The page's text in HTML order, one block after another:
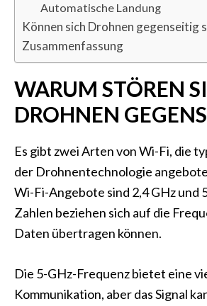
Automatische Landung
Können sich Drohnen gegenseitig
Zusammenfassung
WARUM STÖREN
DROHNEN
Es gibt zwei Arten von Wi-Fi, die
der Drohnentechnologie
Wi-Fi-Angebote sind 2,4 GHz und
Zahlen beziehen sich auf die
Daten übertragen können.
Die 5-GHz-Frequenz bietet eine
Kommunikation, aber das Signal